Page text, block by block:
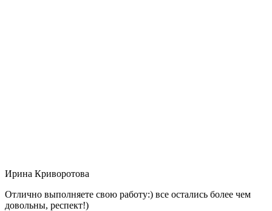
Ирина Криворотова
Отлично выполняете свою работу:) все остались более чем
довольны, респект!)